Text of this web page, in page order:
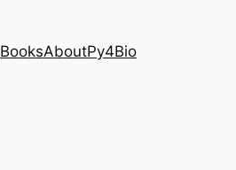
BooksAboutPy4Bio